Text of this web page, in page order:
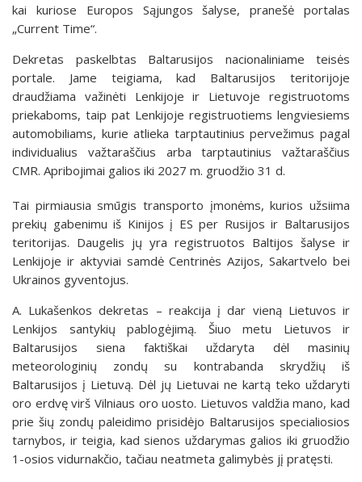
kai kuriose Europos Sąjungos šalyse, pranešė portalas
„Current Time“.
Dekretas paskelbtas Baltarusijos nacionaliniame teisės
portale. Jame teigiama, kad Baltarusijos teritorijoje
draudžiama važinėti Lenkijoje ir Lietuvoje registruotoms
priekaboms, taip pat Lenkijoje registruotiems lengviesiems
automobiliams, kurie atlieka tarptautinius pervežimus pagal
individualius važtaraščius arba tarptautinius važtaraščius
CMR. Apribojimai galios iki 2027 m. gruodžio 31 d.
Tai pirmiausia smūgis transporto įmonėms, kurios užsiima
prekių gabenimu iš Kinijos į ES per Rusijos ir Baltarusijos
teritorijas. Daugelis jų yra registruotos Baltijos šalyse ir
Lenkijoje ir aktyviai samdė Centrinės Azijos, Sakartvelo bei
Ukrainos gyventojus.
A. Lukašenkos dekretas – reakcija į dar vieną Lietuvos ir
Lenkijos santykių pablogėjimą. Šiuo metu Lietuvos ir
Baltarusijos siena faktiškai uždaryta dėl masinių
meteorologinių zondų su kontrabanda skrydžių iš
Baltarusijos į Lietuvą. Dėl jų Lietuvai ne kartą teko uždaryti
oro erdvę virš Vilniaus oro uosto. Lietuvos valdžia mano, kad
prie šių zondų paleidimo prisidėjo Baltarusijos specialiosios
tarnybos, ir teigia, kad sienos uždarymas galios iki gruodžio
1-osios vidurnakčio, tačiau neatmeta galimybės jį pratęsti.